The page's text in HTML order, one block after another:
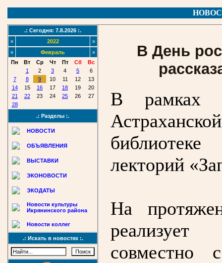
.: Сегодня: 7.8.2026 :.
«
2022
»
«
Февраль
»
Пн
Вт Ср Чт Пт Сб
Вс
1
2 3 4 5
6
7
8 9 10 11 12
13
14
15 16 17 18 19
20
21
22 23 24 25 26
27
28
.: Разделы :.
НОВОСТИ
ОБЪЯВЛЕНИЯ
ВЫСТАВКИ
ЭКОНОВОСТИ
ЭКОДАТЫ
Новости культуры
Икрянинского района
Новости коллег
.: Искать в новостях :.
В День
В рамках
лекторий
На
совместно